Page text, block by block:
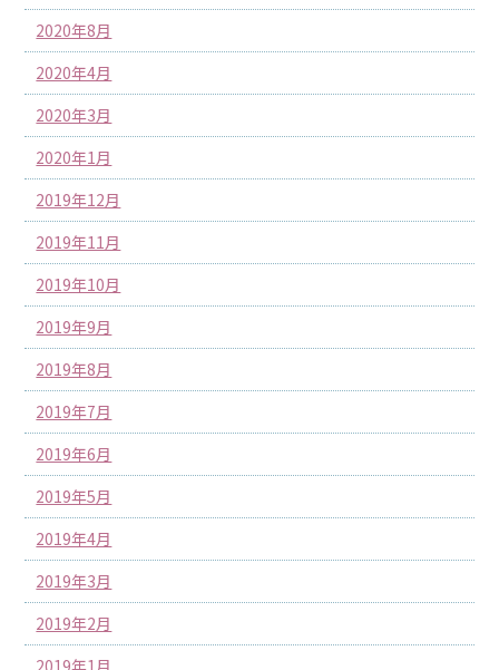
2020年8月
2020年4月
2020年3月
2020年1月
2019年12月
2019年11月
2019年10月
2019年9月
2019年8月
2019年7月
2019年6月
2019年5月
2019年4月
2019年3月
2019年2月
2019年1月